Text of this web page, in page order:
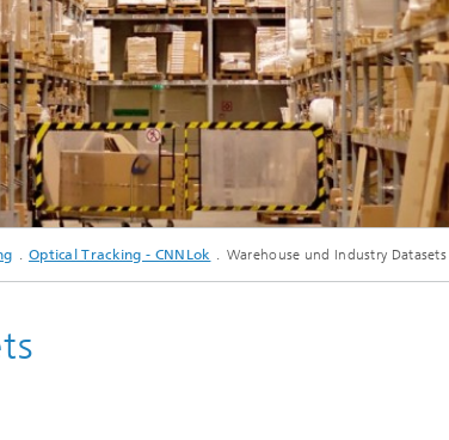
Lager - Logistik
Optical Tracking - CNNLok Warehouse und Industry Datasets